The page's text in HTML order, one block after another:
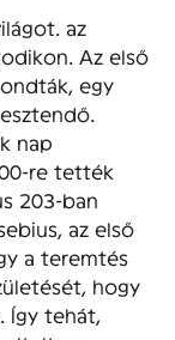
az
Az első
egy
nap
re tették
203-ban
az első
a teremtés
hogy
Így tehát,